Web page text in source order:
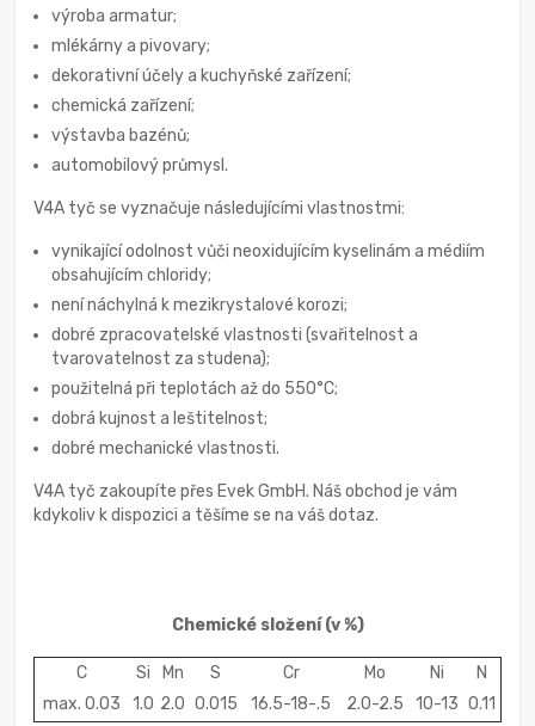
výroba armatur;
mlékárny a pivovary;
dekorativní účely a kuchyňské zařízení;
chemická zařízení;
výstavba bazénů;
automobilový průmysl.
V4A tyč se vyznačuje následujícími vlastnostmi:
vynikající odolnost vůči neoxidujícím kyselinám a médiím
obsahujícím chloridy;
není náchylná k mezikrystalové korozi;
dobré zpracovatelské vlastnosti (svařitelnost a
tvarovatelnost za studena);
použitelná při teplotách až do 550°C;
dobrá kujnost a leštitelnost;
dobré mechanické vlastnosti.
V4A tyč zakoupíte přes Evek GmbH. Náš obchod je vám
kdykoliv k dispozici a těšíme se na váš dotaz.
Chemické složení(v %)
C Si Mn S Cr Mo Ni
N
max. 0.03
1.0 2.0 0.015 16.5-18-.5 2.0-2.5 10-13 0.11